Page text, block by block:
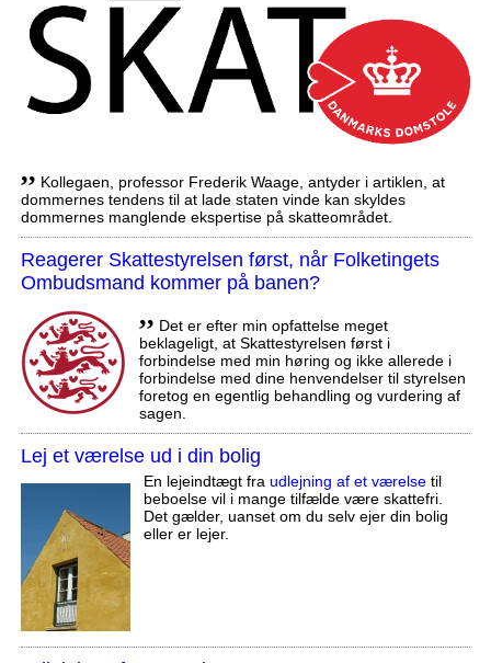
,, Kollegaen, professor Frederik Waage, antyder i artiklen, at
dommernes tendens til at lade staten vinde kan skyldes
dommernes manglende ekspertise på skatteområdet.
Reagerer Skattestyrelsen først, når Folketingets
Ombudsmand kommer på banen?
,, Det er efter min opfattelse meget
beklageligt, at Skattestyrelsen først i
forbindelse med min høring og ikke allerede i
forbindelse med dine henvendelser til styrelsen
foretog en egentlig behandling og vurdering af
sagen.
Lej et værelse ud i din bolig
En lejeindtægt fra udlejning af et værelsetil
beboelse vil i mange tilfælde være skattefri.
Det gælder, uanset om du selv ejer din bolig
eller er lejer.